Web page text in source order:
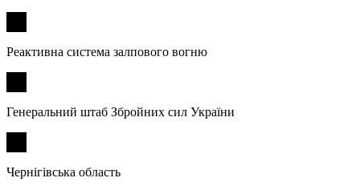
Реактивна система залпового вогню
Генеральний штаб Збройних сил України
Чернігівська область